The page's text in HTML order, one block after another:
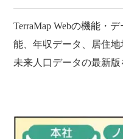
TerraMap Webの機能・
能、年収データ、居住地
未来人口データの最新